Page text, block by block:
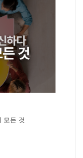
모든 것